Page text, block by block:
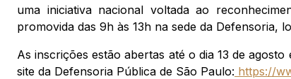
uma iniciativa nacional voltada ao
promovida das 9h às 13h na sede da Defensoria,
As inscrições estão abertas até o dia 13 de
site da Defensoria Pública de São Paulo: https://